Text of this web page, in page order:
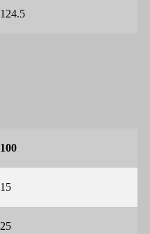
124.5
100
15
25